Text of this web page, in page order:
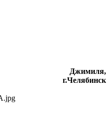
Джимиля,
г.Челябинск